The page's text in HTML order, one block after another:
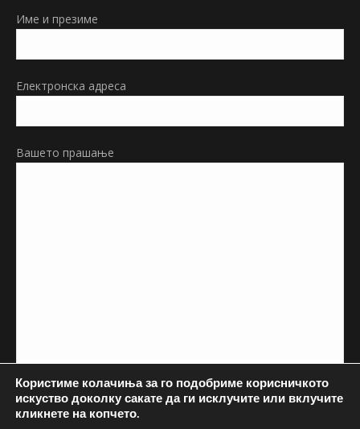
new
Име и презиме
Електронска адреса
Вашето прашање
Користиме колачиња за го подобриме корисничкото
искуство доколку сакате да ги исклучите или вклучите
кликнете на копчето.